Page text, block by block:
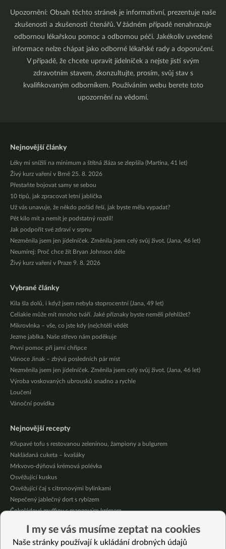
Upozornění: Obsah těchto stránek je informativní, prezentuje naše
zkušenosti a zkušenosti čtenářů. V žádném případě nenahrazuje
odbornou lékařskou pomoc a odbornou péči. Jakékoliv uvedené
informace nelze chápat jako odborné lékařské rady a doporučení.
V případě, že chcete upravit jídelníček a nejste jistí svým
zdravotním stavem, zkonzultujte, prosím, svůj stav s
kvalifikovaným odborníkem. Používáním webu berete toto
upozornění na vědomí.
Nejnovější články
Léky mi snížili na minimum a štítná žláza se zlepšila (Martina, 41 let)
Živý kurz vaření v Brně 25. 8. 2026
Přestaňte bojovat samy se sebou
10 tipů, jak zpracovat letní jablíčka
Už vás unavuje, že někdo pořád řeší, jak byste měla vypadat?
Pět kilo mít a nemít je podstatný rozdíl!
Jak podpořit své zdraví v srpnu
Nezměnila jsem jen jídelníček. Změnila jsem celý svůj život. (Jana, 46 let)
Neumírej: Proč chce žít Bryan Johnson déle
Živý kurz vaření v Praze 9. 8. 2026
Vybrané články
Kila šla dolů, i když jsem nebyla stoprocentní (Jana, 49 let)
Celiakie může mít mnoho tváří. Jaké příznaky byste neměli přehlížet?
Mikrovlnka – vše, co jste kdy (ne)chtěli vědět
Jezme jablka. Naše střevo nám poděkuje
První pomoc při jarní chřipce
Vánoce Jinak – zbývá posledních pár míst
Nezměnila jsem jen jídelníček. Změnila jsem celý svůj život. (Jana, 46 let)
Výroba voskovaných ubrousků snadno a rychle
Loučení
Vánoční povídka
Nejnovější recepty
Křupavé tofu s restovanou zeleninou, žampiony a bulgurem
Nakládaná cuketa – kvašáky
Mrkvovo-dýňová krémová polévka
Osvěžující kuskus
Osvěžující čaj s citronovými bylinkami
Nepečený jablečný dort s rybízem
Čokoládové muffiny s mangovým krémem
Krémová zeleninová polévka s koprem a vločkami
Celozrnná rýže basmati se zeleninou
I my se vás musíme zeptat na cookies
Naše stránky používají k ukládání drobných údajů